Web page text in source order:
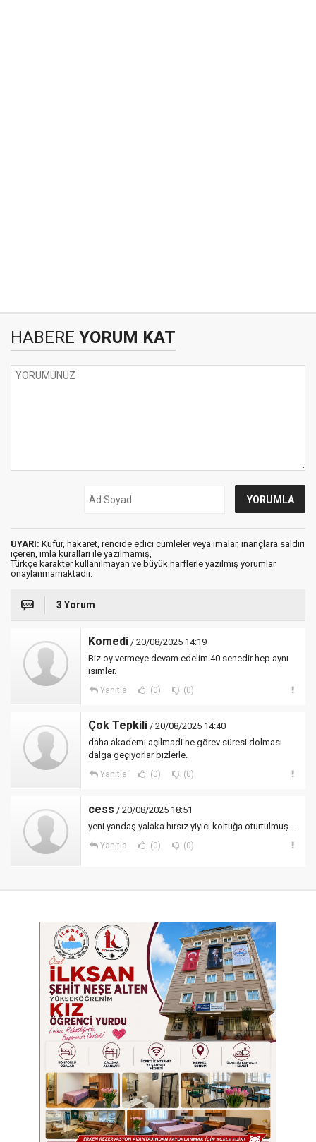
HABERE YORUM KAT
UYARI: Küfür, hakaret, rencide edici cümleler veya imalar, inançlara saldırı
içeren, imla kuralları ile yazılmamış,
Türkçe karakter kullanılmayan ve büyük harflerle yazılmış yorumlar
onaylanmamaktadır.
3 Yorum
Komedi / 20/08/2025 14:19
Biz oy vermeye devam edelim 40 senedir hep aynı
isimler.
Yanıtla (0) (0)
Çok Tepkili / 20/08/2025 14:40
daha akademi açılmadi ne görev süresi dolması
dalga geçiyorlar bizlerle.
Yanıtla (0) (0)
cess / 20/08/2025 18:51
yeni yandaş yalaka hırsız yiyici koltuğa oturtulmuş...
Yanıtla (0) (0)